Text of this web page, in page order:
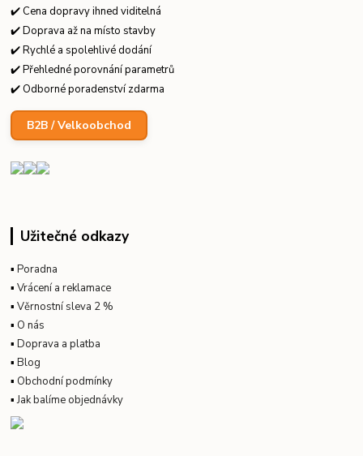
✔️ Cena dopravy ihned viditelná
✔️ Doprava až na místo stavby
✔️ Rychlé a spolehlivé dodání
✔️ Přehledné porovnání parametrů
✔️ Odborné poradenství zdarma
B2B / Velkoobchod
Užitečné odkazy
▪Poradna
▪Vrácení a reklamace
▪Věrnostní sleva 2 %
▪ O nás
▪Doprava a platba
▪Blog
▪ Obchodní podmínky
▪Jak balíme objednávky